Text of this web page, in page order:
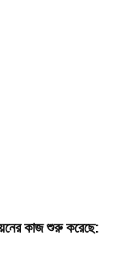
কাজ শুরু করেছে: